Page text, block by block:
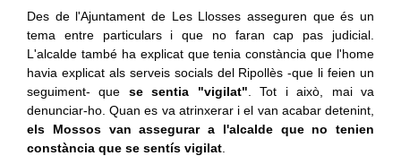
Des de l'Ajuntament de Les Llosses asseguren que és un
tema entre particulars i que no faran cap pas judicial.
L'alcalde també ha explicat que tenia constància que l'home
havia explicat als serveis socials del Ripollès -que li feien un
seguiment- que se sentia "vigilat" . Tot i això, mai va
denunciar-ho. Quan es va atrinxerar i el van acabar detenint,
els Mossos van assegurar a l'alcalde que no tenien
constància que se sentís vigilat